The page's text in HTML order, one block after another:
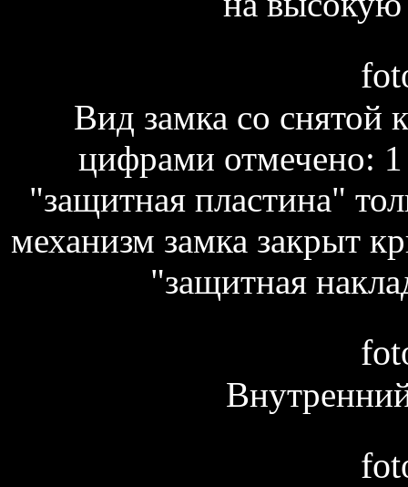
Вид замка со
цифрами отмечено:
"защитная пластина"
механизм замка закрыт
"защитная